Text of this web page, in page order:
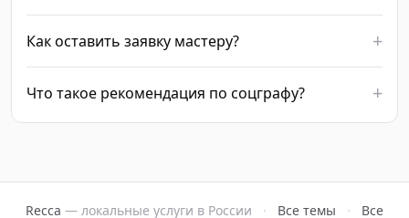
Как оставить заявку мастеру?
Что такое рекомендация по соцграфу?
Recca — локальные услуги в России · Все темы · Все